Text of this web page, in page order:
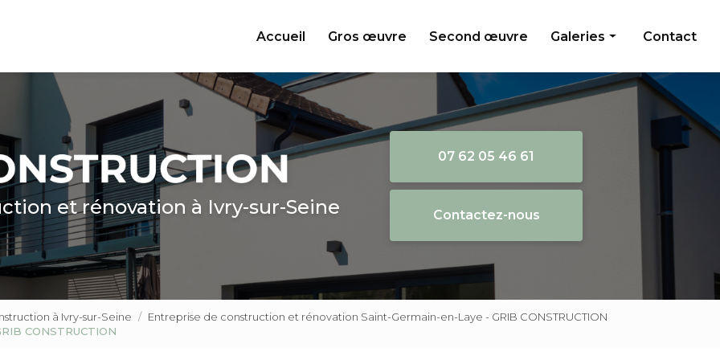
Accueil
Gros œuvre Second œuvre Galeries
Gros oeuvre
Second oeuvre
Contact
et rénovation à Ivry-sur-Seine
07 62 05 46 61
Contactez-nous
à Ivry-sur-Seine
Entreprise de construction et rénovation Saint-Germain-en-Laye - GRIB CONSTRUCTION
CONSTRUCTION